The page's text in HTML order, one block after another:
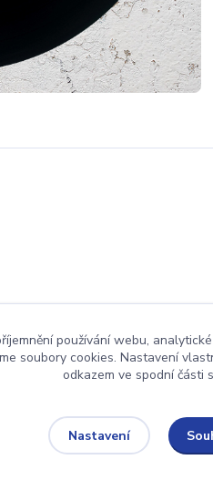
Upravit sběr
používání webu,
soubory cookies. Nastavení
odkazem ve spodní části
Nastavení